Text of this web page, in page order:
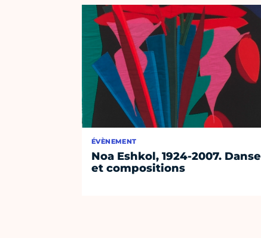
ÉVÈNEMENT
Noa Eshkol, 1924-2007. Danse
et compositions